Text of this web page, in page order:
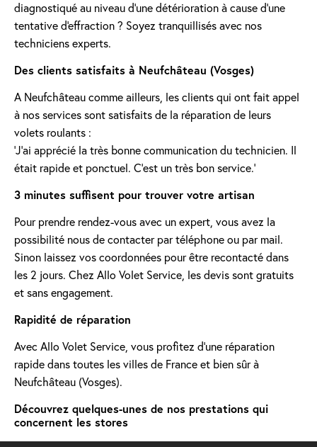
diagnostiqué au niveau d'une détérioration à cause d'une
tentative d'effraction ? Soyez tranquillisés avec nos
techniciens experts.
Des clients satisfaits à Neufchâteau (Vosges)
A Neufchâteau comme ailleurs, les clients qui ont fait appel
à nos services sont satisfaits de la réparation de leurs
volets roulants :
'J’ai apprécié la très bonne communication du technicien. Il
était rapide et ponctuel. C’est un très bon service.'
3 minutes suffisent pour trouver votre artisan
Pour prendre rendez-vous avec un expert, vous avez la
possibilité nous de contacter par téléphone ou par mail.
Sinon laissez vos coordonnées pour être recontacté dans
les 2 jours. Chez Allo Volet Service, les devis sont gratuits
et sans engagement.
Rapidité de réparation
Avec Allo Volet Service, vous profitez d'une réparation
rapide dans toutes les villes de France et bien sûr à
Neufchâteau (Vosges).
Découvrez quelques-unes de nos prestations qui
concernent les stores